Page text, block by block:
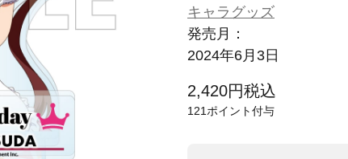
キャラグッズ
発売月：
2024年6月3日
2,420円税込
121 ポイント付与